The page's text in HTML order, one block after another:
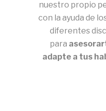
nuestro propio
con la ayuda de
diferentes
para
adapte a tus